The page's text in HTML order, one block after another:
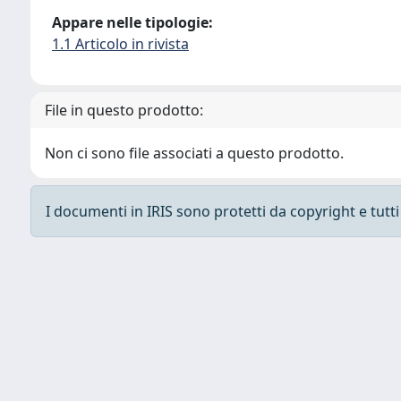
Appare nelle tipologie:
1.1 Articolo in rivista
File in questo prodotto:
Non ci sono file associati a questo prodotto.
I documenti in IRIS sono protetti da copyright e